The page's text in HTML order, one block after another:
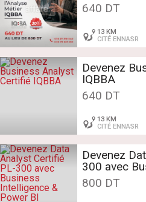
640 DT
13 KM
CITÉ ENNASR
Devenez
IQBBA
640 DT
13 KM
CITÉ ENNASR
Devenez
300 avec
Power BI
800 DT